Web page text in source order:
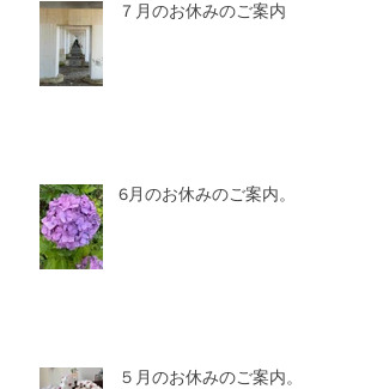
７月のお休みのご案内
6月のお休みのご案内。
５月のお休みのご案内。